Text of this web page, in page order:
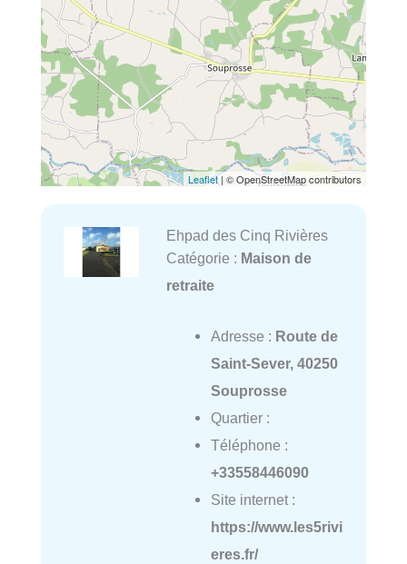
Leaflet | © OpenStreetMap contributors
Ehpad des Cinq Rivières
Catégorie : Maison de
retraite
Adresse : Route de
Saint-Sever, 40250
Souprosse
Quartier :
Téléphone :
+33558446090
Site internet :
https://www.les5rivi
eres.fr/